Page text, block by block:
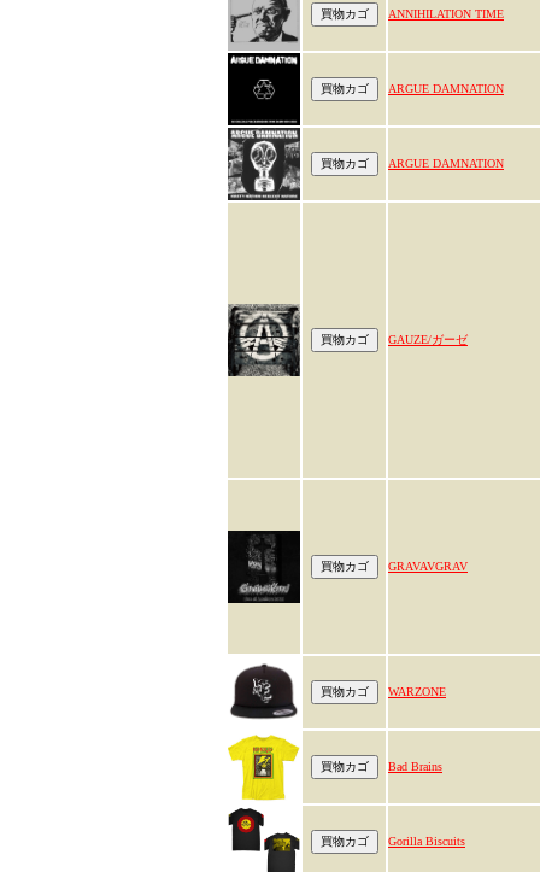
ANNIHILATION TIME
ARGUE DAMNATION
ARGUE DAMNATION
GAUZE/ガーゼ
GRAVAVGRAV
WARZONE
Bad Brains
Gorilla Biscuits